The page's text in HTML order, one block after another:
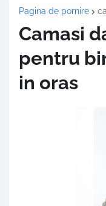
Pagina de pornire
Camasi
pentru
in oras